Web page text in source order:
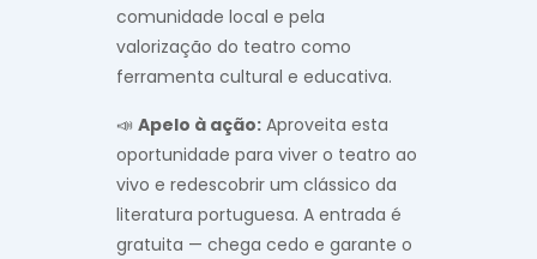
comunidade local e pela
valorização do teatro como
ferramenta cultural e educativa.
📣 Apelo à ação: Aproveita esta
oportunidade para viver o teatro ao
vivo e redescobrir um clássico da
literatura portuguesa. A entrada é
gratuita — chega cedo e garante o